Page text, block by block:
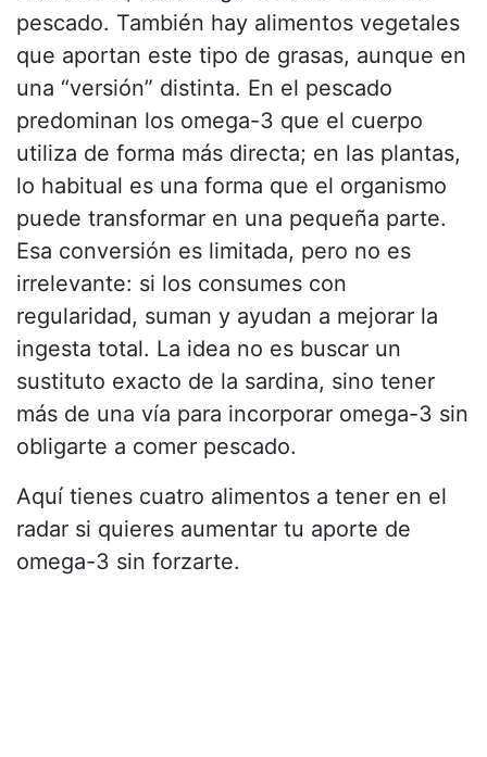
pescado. También hay alimentos vegetales
que aportan este tipo de grasas, aunque en
una “versión” distinta. En el pescado
predominan los omega-3 que el cuerpo
utiliza de forma más directa; en las plantas,
lo habitual es una forma que el organismo
puede transformar en una pequeña parte.
Esa conversión es limitada, pero no es
irrelevante: si los consumes con
regularidad, suman y ayudan a mejorar la
ingesta total. La idea no es buscar un
sustituto exacto de la sardina, sino tener
más de una vía para incorporar omega-3 sin
obligarte a comer pescado.
Aquí tienes cuatro alimentos a tener en el
radar si quieres aumentar tu aporte de
omega-3 sin forzarte.